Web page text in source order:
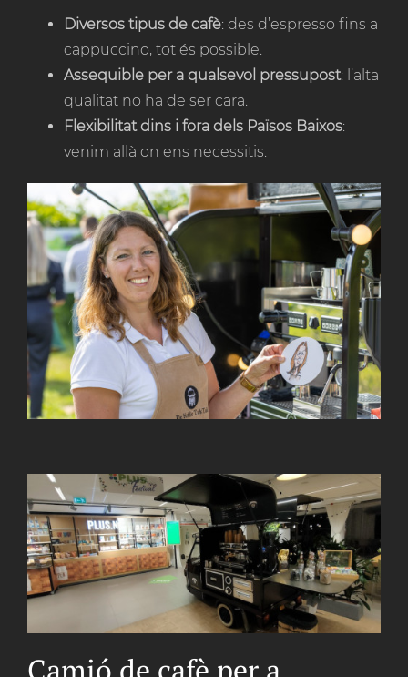
Diversos tipus de cafè: des d’espresso fins a
cappuccino, tot és possible.
Assequible per a qualsevol pressupost: l’alta
qualitat no ha de ser cara.
Flexibilitat dins i fora dels Països Baixos:
venim allà on ens necessitis.